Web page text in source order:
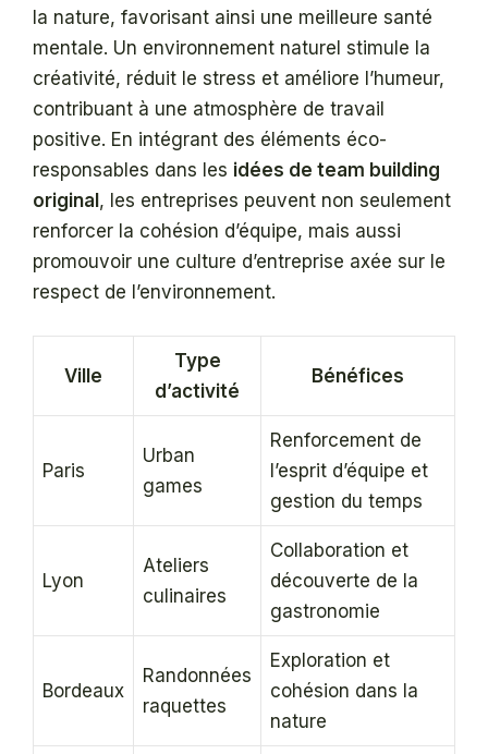
la nature, favorisant ainsi une meilleure santé
mentale. Un environnement naturel stimule la
créativité, réduit le stress et améliore l’humeur,
contribuant à une atmosphère de travail
positive. En intégrant des éléments éco-
responsables dans les idées de team building
original , les entreprises peuvent non seulement
renforcer la cohésion d’équipe, mais aussi
promouvoir une culture d’entreprise axée sur le
respect de l’environnement.
Ville
Type
d’activité
Bénéfices
Paris
Urban
games
Renforcement de
l’esprit d’équipe et
gestion du temps
Lyon
Ateliers
culinaires
Collaboration et
découverte de la
gastronomie
Bordeaux
Randonnées
raquettes
Exploration et
cohésion dans la
nature